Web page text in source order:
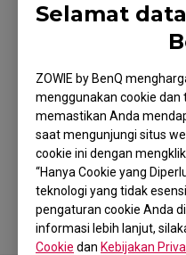
Selamat
ZOWIE by BenQ
menggunakan cookie dan
memastikan Anda
saat mengunjungi situs
cookie ini dengan
“Hanya Cookie yang
teknologi yang tidak
pengaturan cookie Anda
informasi lebih lanjut,
Cookie dan Kebijakan
ZOWIE
Mouse
Mouse
Esports
Kembali ke Produk